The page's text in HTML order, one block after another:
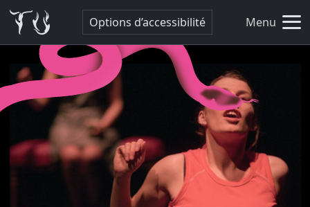
Options d’accessibilité Menu